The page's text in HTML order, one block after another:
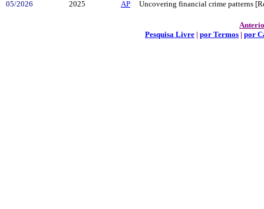
05/2026 2025 AP Uncovering financial crime patterns
Pesquisa Livre | por Termos | por